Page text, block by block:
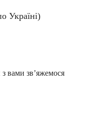
Україні)
з вами звʼяжемося